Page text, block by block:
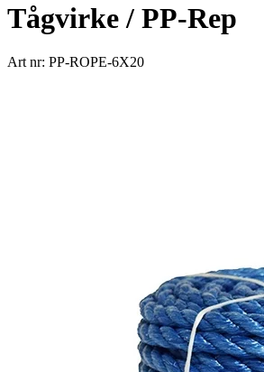
Tågvirke / PP-Rep
Art nr: PP-ROPE-6X20